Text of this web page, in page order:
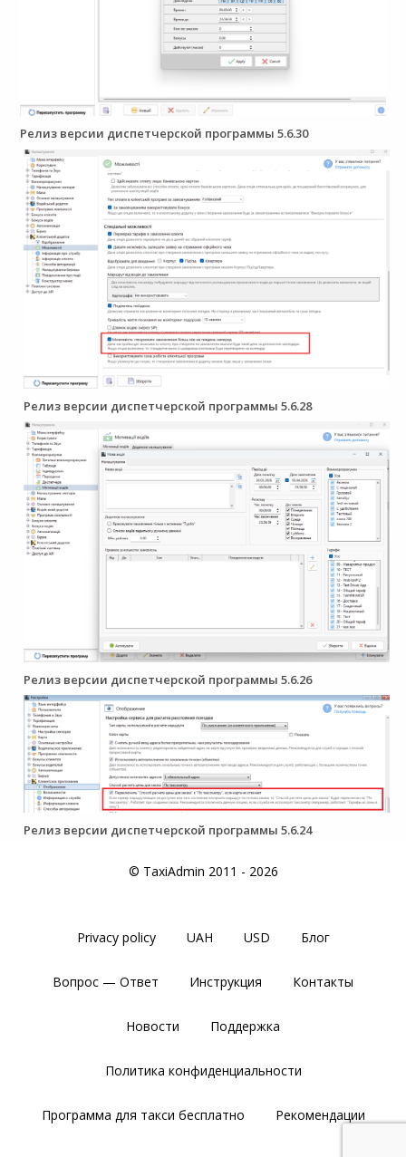
Релиз версии диспетчерской программы 5.6.30
Релиз версии диспетчерской программы 5.6.28
Релиз версии диспетчерской программы 5.6.26
Релиз версии диспетчерской программы 5.6.24
© TaxiAdmin 2011 - 2026
Privacy policy UAH USD Блог
Вопрос — Ответ Инструкция Контакты
Новости Поддержка
Политика конфиденциальности
Программа для такси бесплатно Рекомендации